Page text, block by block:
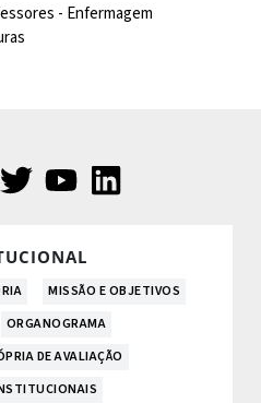
- Enfermagem
MISSÃO E OBJETIVOS
ORGANOGRAMA
DE AVALIAÇÃO